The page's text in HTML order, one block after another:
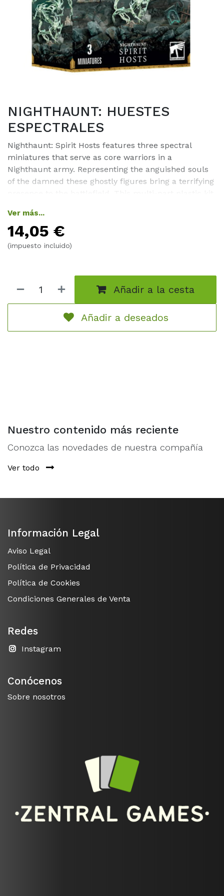
NIGHTHAUNT: HUESTES
ESPECTRALES
Nighthaunt: Spirit Hosts features three spectral
miniatures that serve as core warriors in a
Nighthaunt army. Representing the anguished souls
of the damned these ghostly figures bring a terrifying
gameplay or display. Includes: – 3 Spirit Host
miniatures – 3 Citadel 50mm Round Bases.
Ver más...
14,05 €
(impuesto incluido)
Añadir a la cesta
Añadir a deseados
Nuestro contenido más reciente
Conozca las novedades de nuestra compañía
Ver todo
Información Legal
Aviso Legal
Política de Privacidad
Política de Cookies
Condiciones Generales de Venta
Redes
Instagram
Conócenos
Sobre nosotros